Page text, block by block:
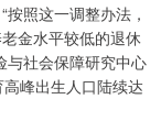
照这一调整办法，
金水平较低的退休
与社会保障研究中心
峰出生人口陆续达